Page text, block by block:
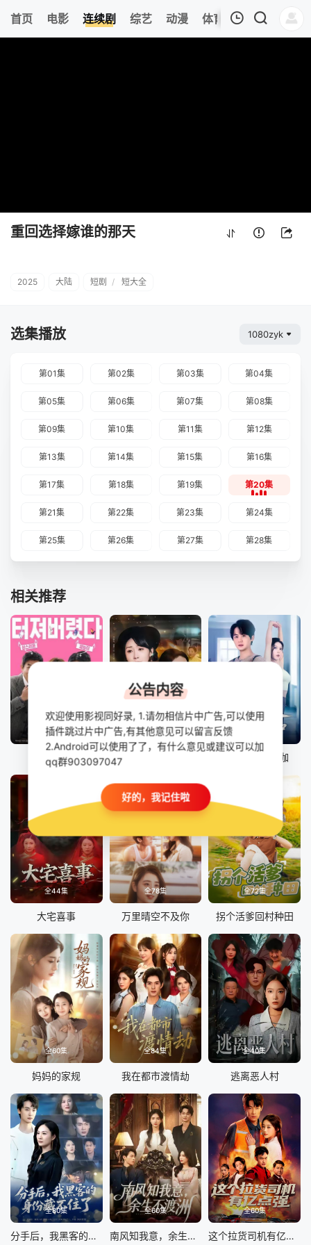
首页 电影 连续剧 综艺 动漫 体育 今日更新 热
重回选择嫁谁的那天
2025 大陆 短剧 / 短大全
选集播放 1080zyk
第01集 第02集 第03集 第04集
第05集 第06集 第07集 第08集
第09集 第10集 第11集 第12集
第13集 第14集 第15集 第16集
第17集 第18集 第19集 第20集
第21集 第22集 第23集 第24集
第25集 第26集 第27集 第28集
相关推荐
正片
禁忌童话
全60集
这届婆婆，该怎么当 妻子喜欢练瑜伽
全44集
大宅喜事
全78集
万里晴空不及你
全72集
拐个活爹回村种田
全60集
妈妈的家规
全84集
我在都市渡情劫
全40集
逃离恶人村
全80集
分手后，我黑客的身份藏不住了
全60集
南风知我意，余生不渡洲
全60集
这个拉货司机有亿点强
公告内容
欢迎使用影视同好录, 1.请勿相信片中广告,可以使用
插件跳过片中广告,有其他意见可以留言反馈
2.Android可以使用了了，有什么意见或建议可以加
qq群903097047
好的，我记住啦